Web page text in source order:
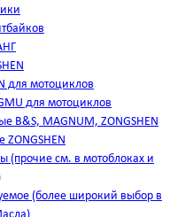
для мотоциклов
для мотоциклов
B&S, MAGNUM, ZONGSHEN
ZONGSHEN
(прочие см. в мотоблоках и
(более широкий выбор в